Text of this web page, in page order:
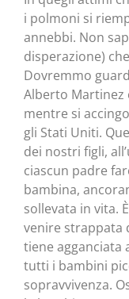
i polmoni si
annebbi. Non
disperazione)
Dovremmo
Alberto Martinez
mentre si
gli Stati Uniti.
dei nostri figli,
ciascun padre
bambina,
sollevata in vita.
venire strappata
tiene agganciata
tutti i bambini
sopravvivenza.